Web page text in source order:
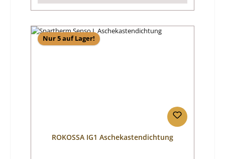
Nur 5 auf Lager!
ROKOSSA IG1 Aschekastendichtung